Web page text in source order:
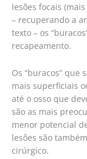
lesões focais
– recuperando a
texto – os
recapeamento.
Os “buracos” que
mais superficiais
até o osso que
são as mais
menor potencial
lesões são
cirúrgico.